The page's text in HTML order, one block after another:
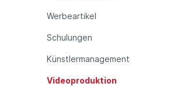
Werbeartikel
Schulungen
Künstlermanagement
Videoproduktion